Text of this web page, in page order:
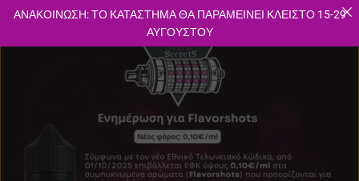
ΑΝΑΚΟΙΝΩΣΗ: ΤΟ ΚΑΤΑΣΤΗΜΑ ΘΑ ΠΑΡΑΜΕΙΝΕΙ ΚΛΕΙΣΤΟ 15-29
ΑΥΓΟΥΣΤΟΥ